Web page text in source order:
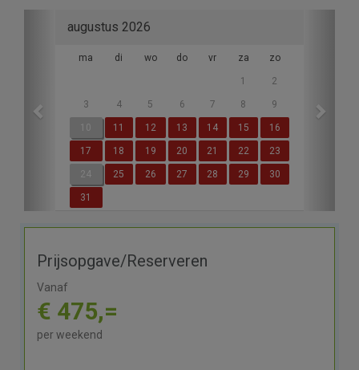
augustus 2026
ma di wo do vr za zo
1 2
3 4 5 6 7 8 9
10 11 12 13 14 15 16
17 18 19 20 21 22 23
24 25 26 27 28 29 30
31
Previous
Prijsopgave/Reserveren
Vanaf
€ 475,=
per weekend